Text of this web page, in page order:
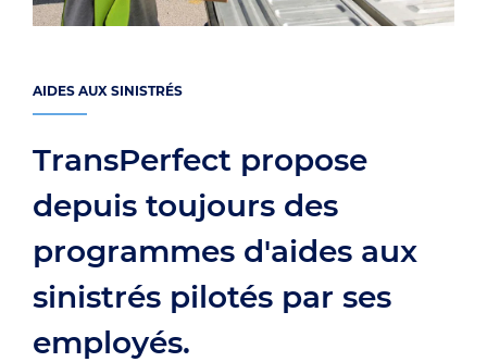
AIDES AUX SINISTRÉS
TransPerfect propose
depuis toujours des
programmes d'aides aux
sinistrés pilotés par ses
employés.